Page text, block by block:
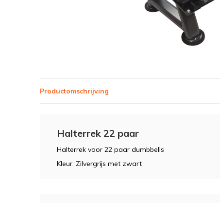
Productomschrijving
Halterrek 22 paar
Halterrek voor 22 paar dumbbells
Kleur: Zilvergrijs met zwart